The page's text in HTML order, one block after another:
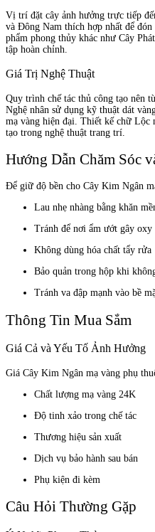
Vị trí đặt cây ảnh hưởng trực tiếp
và Đông Nam thích hợp nhất để
phẩm phong thủy khác như Cây
tập hoàn chỉnh.
Giá Trị Nghệ Thuật
Quy trình chế tác thủ công tạo nên
Nghệ nhân sử dụng kỹ thuật dát
mạ vàng hiện đại. Thiết kế chữ Lộc
tạo trong nghệ thuật trang trí.
Hướng Dẫn Chăm Sóc
Để giữ độ bền cho Cây Kim Ngân
Lau nhẹ nhàng bằng khăn
Tránh để nơi ẩm ướt gây oxy
Không dùng hóa chất tẩy rửa
Bảo quản trong hộp khi
Tránh va đập mạnh vào bề
Thông Tin Mua Sắm
Giá Cả và Yếu Tố Ảnh Hưởng
Giá Cây Kim Ngân mạ vàng phụ
Chất lượng mạ vàng 24K
Độ tinh xảo trong chế tác
Thương hiệu sản xuất
Dịch vụ bảo hành sau bán
Phụ kiện đi kèm
Câu Hỏi Thường Gặp